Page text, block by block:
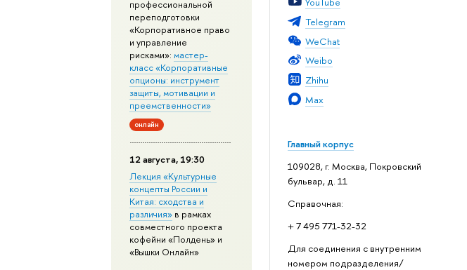
Telegram
WeChat
Weibo
Zhihu
Max
Главный корпус
109028, г. Москва, Покровский
бульвар, д. 11
Справочная:
+ 7 495 771-32-32
Для соединения с внутренним
номером подразделения/
профессиональной
переподготовки
«Корпоративное право
и управление
рисками»: мастер-
класс «Корпоративные
опционы: инструмент
защиты, мотивации и
преемственности»
онлайн
12 августа, 19:30
Лекция «Культурные
концепты России и
Китая: сходства и
различия»в рамках
совместного проекта
кофейни «Полдень» и
«Вышки Онлайн»